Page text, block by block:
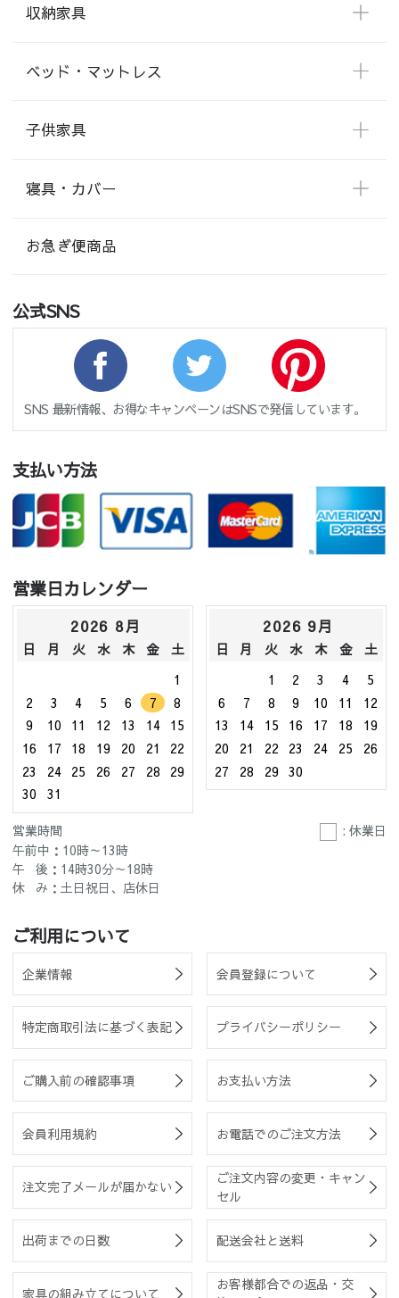
収納家具
ベッド・マットレス
子供家具
寝具・カバー
お急ぎ便商品
公式SNS
SNS 最新情報、お得なキャンペーンはSNSで発信しています。
支払い方法
営業日カレンダー
2026 8月
日 月 火 水 木 金
土
1
2
3 4 5 6 7
8
9
10 11 12 13 14
15
16
17 18 19 20 21
22
23
24 25 26 27 28
29
30
31
2026 9月
日 月 火 水 木 金
土
1
2 3 4
5
6
7 8 9 10 11
12
13
14 15 16 17 18
19
20
21 22 23 24 25
26
27
28 29 30
営業時間
: 休業日
午前中：10時～13時
午 後：14時30分～18時
休 み：土日祝日、店休日
ご利用について
企業情報 会員登録について
特定商取引法に基づく表記 プライバシーポリシー
ご購入前の確認事項 お支払い方法
会員利用規約 お電話でのご注文方法
注文完了メールが届かない
ご注文内容の変更・キャン
セル
出荷までの日数 配送会社と送料
家具の組み立てについて
お客様都合での返品・交